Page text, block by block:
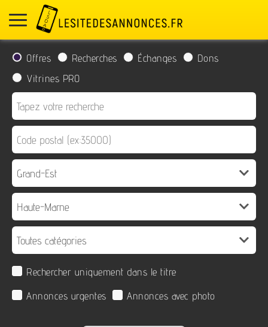
Offres Recherches Échanges
Dons
Vitrines PRO
Rechercher uniquement dans le titre
Annonces urgentes
Annonces avec photo